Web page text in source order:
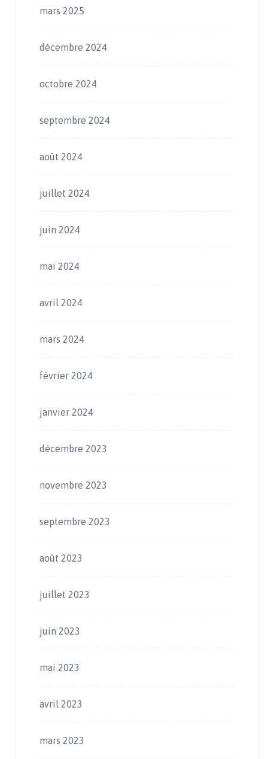
mars 2025
décembre 2024
octobre 2024
septembre 2024
août 2024
juillet 2024
juin 2024
mai 2024
avril 2024
mars 2024
février 2024
janvier 2024
décembre 2023
novembre 2023
septembre 2023
août 2023
juillet 2023
juin 2023
mai 2023
avril 2023
mars 2023